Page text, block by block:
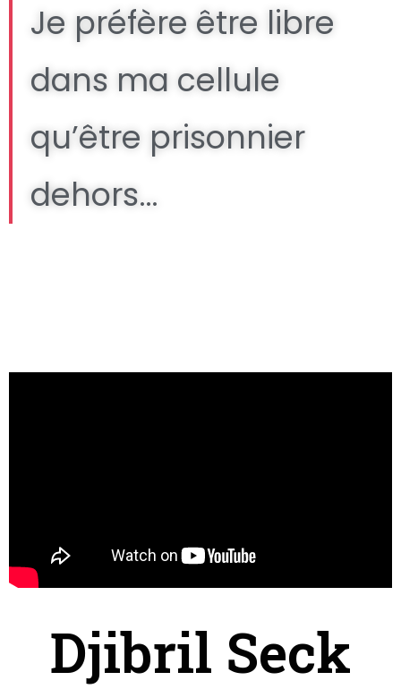
Je préfère être libre
dans ma cellule
qu’être prisonnier
dehors…
Djibril Seck